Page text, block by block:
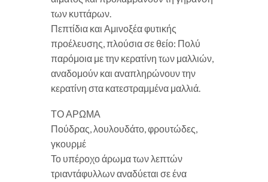
των κυττάρων.
Πεπτίδια και Αμινοξέα φυτικής
προέλευσης, πλούσια σε θείο: Πολύ
παρόμοια με την κερατίνη των μαλλιών,
αναδομούν και αναπληρώνουν την
κερατίνη στα κατεστραμμένα μαλλιά.
ΤΟ ΑΡΩΜΑ
Πούδρας, λουλουδάτο, φρουτώδες,
γκουρμέ
Το υπέροχο άρωμα των λεπτών
τριαντάφυλλων αναδύεται σε ένα